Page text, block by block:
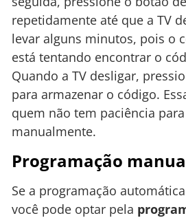
repetidamente até que a TV
levar alguns minutos, pois o
está tentando encontrar o
Quando a TV desligar,
para armazenar o código.
quem não tem paciência
manualmente.
Programação
Se a programação
você pode optar pela